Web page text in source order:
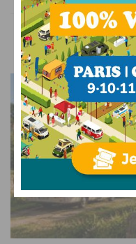
VOUS